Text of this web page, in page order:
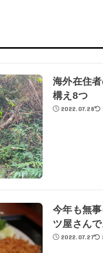
海外在住
構え8つ
2022.07.28
今年も無
ツ屋さん
2022.07.27